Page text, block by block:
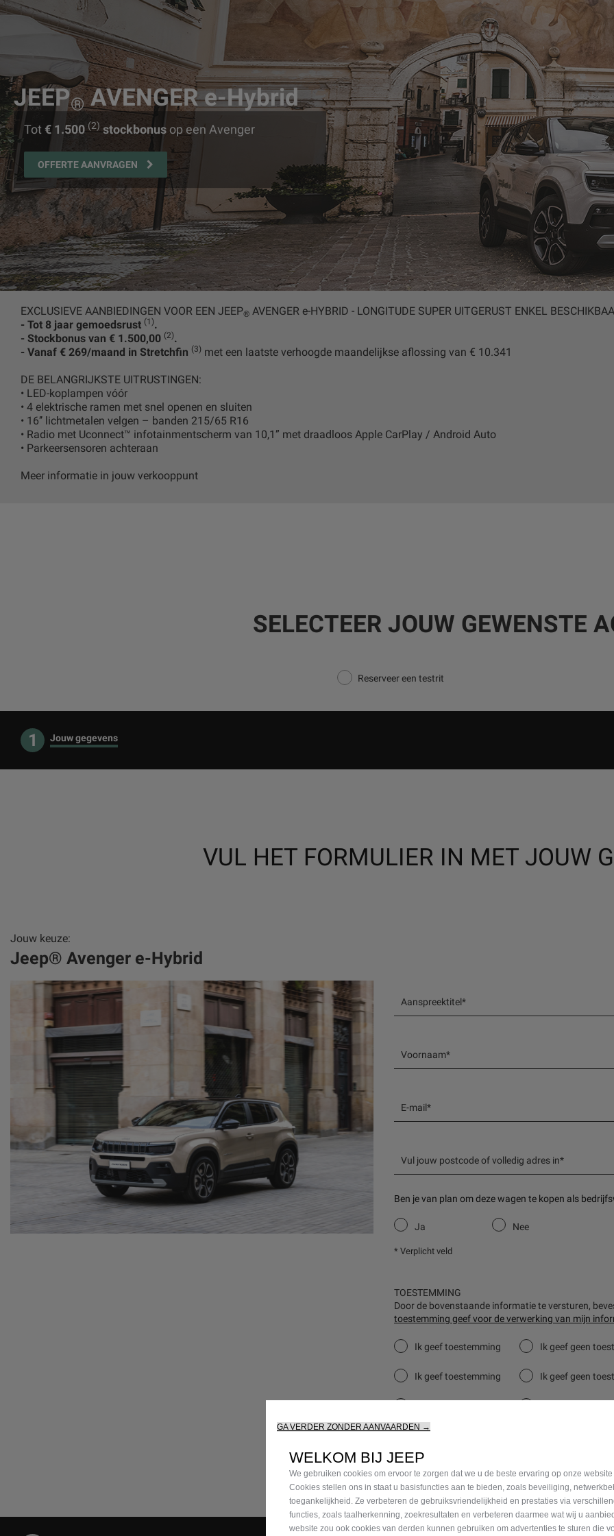
JEEP®AVENGER e-Hybrid
Tot € 1.500 (2)stockbonus op een Avenger
OFFERTE AANVRAGEN
EXCLUSIEVE AANBIEDINGEN VOOR EEN JEEP® AVENGER e-HYBRID - LONGITUDE SUPER UITGERUST ENKEL
- Tot 8 jaar gemoedsrust (1).
- Stockbonus van € 1.500,00 (2).
- Vanaf € 269/maand in Stretchfin (3) met een laatste verhoogde maandelijkse aflossing van € 10.341
DE BELANGRIJKSTE UITRUSTINGEN:
• LED-koplampen vóór
• 4 elektrische ramen met snel openen en sluiten
• 16’’ lichtmetalen velgen – banden 215/65 R16
• Radio met Uconnect™ infotainmentscherm van 10,1” met draadloos Apple CarPlay / Android Auto
• Parkeersensoren achteraan
Meer informatie in jouw verkooppunt
SELECTEER JOUW GEWENSTE
Reserveer een testrit
1 Jouw gegevens
VUL HET FORMULIER IN MET JOUW
Jouw keuze:
Jeep® Avenger e-Hybrid
Aanspreektitel*
Voornaam*
E-mail*
Vul jouw postcode of volledig adres in*
Ben je van plan om deze wagen te kopen als
Ja Nee
* Verplicht veld
TOESTEMMING
Door de bovenstaande informatie te versturen,
toestemming geef voor de verwerking van mijn
Ik geef toestemming Ik geef geen
Ik geef toestemming Ik geef geen
VERDER
GA VERDER ZONDER AANVAARDEN →
WELKOM BIJ JEEP
We gebruiken cookies om ervoor te zorgen dat we u de beste ervaring op onze
Cookies stellen ons in staat u basisfuncties aan te bieden, zoals beveiliging,
toegankelijkheid. Ze verbeteren de gebruiksvriendelijkheid en prestaties via
functies, zoals taalherkenning, zoekresultaten en verbeteren daarmee wat wij u
website zou ook cookies van derden kunnen gebruiken om advertenties te sturen die